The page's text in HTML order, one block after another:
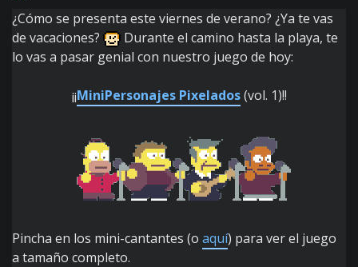
¿Cómo se presenta este viernes de verano? ¿Ya te vas
de vacaciones?
Durante el camino hasta la playa, te
lo vas a pasar genial con nuestro juego de hoy:
¡¡MiniPersonajes Pixelados(vol. 1)!!
Pincha en los mini-cantantes (o aquí) para ver el juego
a tamaño completo.